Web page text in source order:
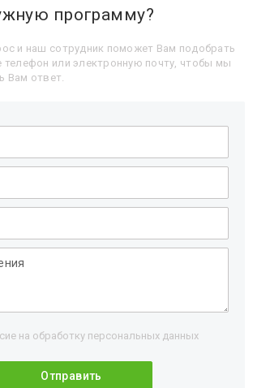
программу?
и наш сотрудник поможет Вам подобрать
телефон или электронную почту, чтобы мы
Вам ответ.
на обработку персональных данных